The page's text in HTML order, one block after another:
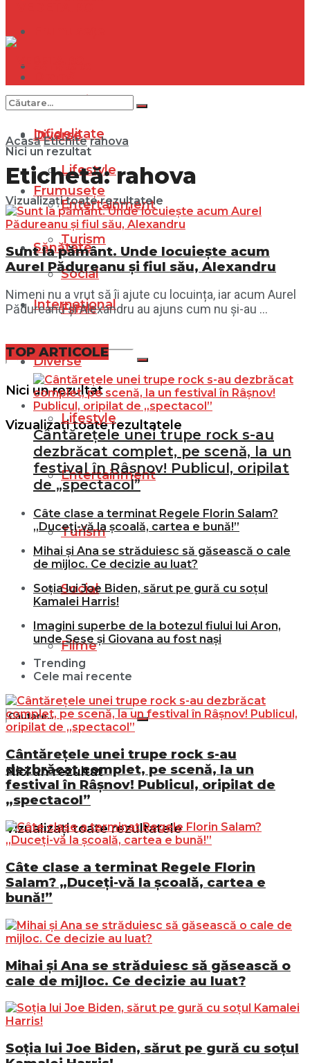
Internațional
Diverse
Lifestyle
Entertainment
Turism
Social
Filme
Nici un rezultat
Vizualizați toate rezultatele
Infidelitate
Frumusețe
Sănătate
Internațional
Diverse
Lifestyle
Entertainment
Turism
Social
Filme
Nici un rezultat
Vizualizați toate rezultatele
Nici un rezultat
Vizualizați toate rezultatele
Acasă Etichite rahova
Etichetă:rahova
Sunt la pământ. Unde locuiește acum
Aurel Pădureanu și fiul său, Alexandru
Nimeni nu a vrut să îi ajute cu locuința, iar acum Aurel
Pădureanu și Alexandru au ajuns cum nu și-au ...
TOP ARTICOLE
Cântărețele unei trupe rock s-au
dezbrăcat complet, pe scenă, la un
festival în Râșnov! Publicul, oripilat
de „spectacol”
Câte clase a terminat Regele Florin Salam?
„Duceți-vă la școală, cartea e bună!”
Mihai și Ana se străduiesc să găsească o cale
de mijloc. Ce decizie au luat?
Soția lui Joe Biden, sărut pe gură cu soțul
Kamalei Harris!
Imagini superbe de la botezul fiului lui Aron,
unde Sese și Giovana au fost nași
Trending
Cele mai recente
Cântărețele unei trupe rock s-au
dezbrăcat complet, pe scenă, la un
festival în Râșnov! Publicul, oripilat de
„spectacol”
Câte clase a terminat Regele Florin
Salam? „Duceți-vă la școală, cartea e
bună!”
Mihai și Ana se străduiesc să găsească o
cale de mijloc. Ce decizie au luat?
Soția lui Joe Biden, sărut pe gură cu soțul